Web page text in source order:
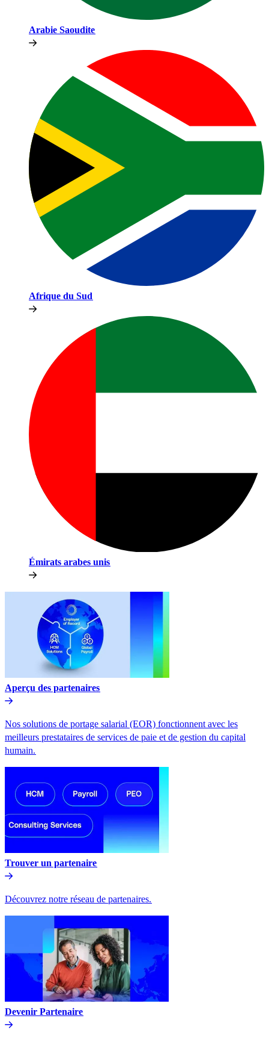
Arabie Saoudite​​
Afrique du Sud​​
Émirats arabes unis​​
Aperçu des partenaires​​
Nos solutions de portage salarial (EOR) fonctionnent avec les
meilleurs prestataires de services de paie et de gestion du capital
humain.​​
Trouver un partenaire​​
Découvrez notre réseau de partenaires.​​
Devenir Partenaire​​